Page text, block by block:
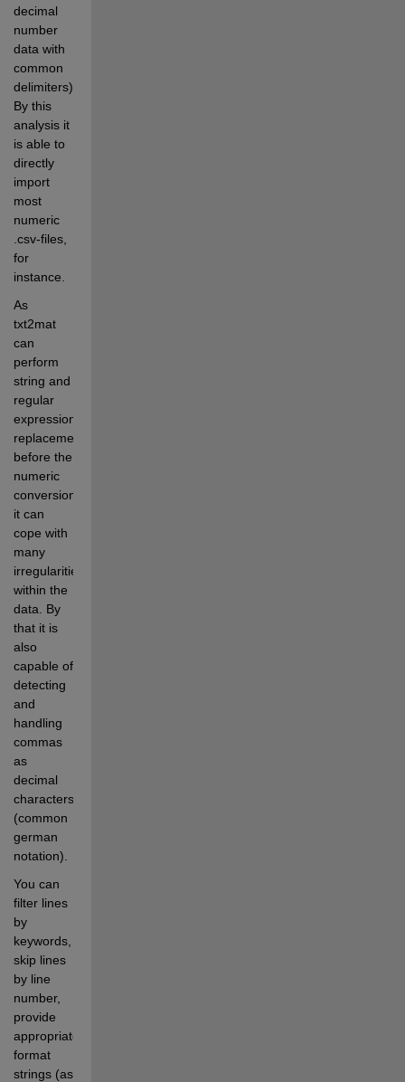
decimal
number
data with
common
delimiters).
By this
analysis it
is able to
directly
import
most
numeric
.csv-files,
for
instance.
As
txt2mat
can
perform
string and
regular
expression
replacements
before the
numeric
conversion,
it can
cope with
many
irregularities
within the
data. By
that it is
also
capable of
detecting
and
handling
commas
as
decimal
characters
(common
german
notation).
You can
filter lines
by
keywords,
skip lines
by line
number,
provide
appropriate
format
strings (as